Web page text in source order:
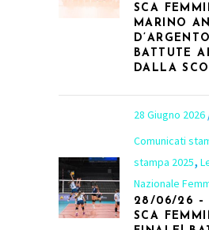
SCA
MARINO
BATTUTE
DALLA
28 Giugno 2026
Comunicati
stampa 2025,
Nazionale
28/06/26 –
SCA